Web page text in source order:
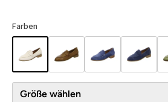
Farben
Größe wählen